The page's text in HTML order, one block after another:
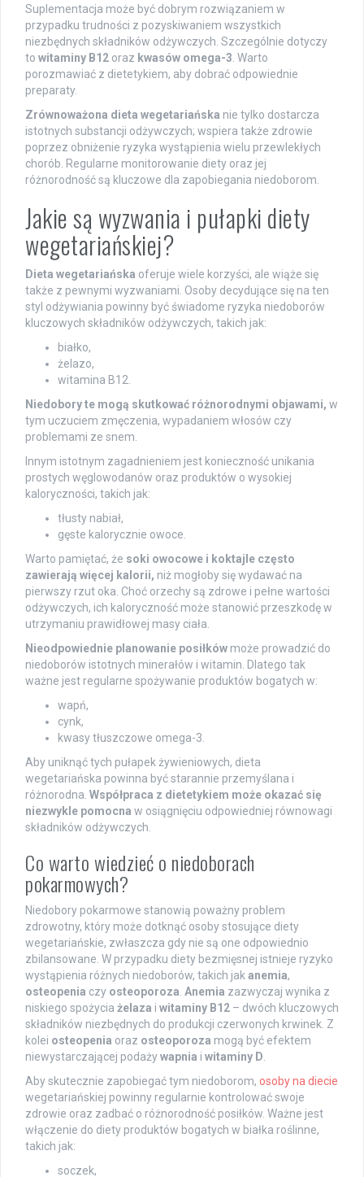
Suplementacja może być dobrym rozwiązaniem w
przypadku trudności z pozyskiwaniem wszystkich
niezbędnych składników odżywczych. Szczególnie dotyczy
to witaminy B12 oraz kwasów omega-3 . Warto
porozmawiać z dietetykiem, aby dobrać odpowiednie
preparaty.
Zrównoważona dieta wegetariańska nie tylko dostarcza
istotnych substancji odżywczych; wspiera także zdrowie
poprzez obniżenie ryzyka wystąpienia wielu przewlekłych
chorób. Regularne monitorowanie diety oraz jej
różnorodność są kluczowe dla zapobiegania niedoborom.
Jakie są wyzwania i pułapki diety
wegetariańskiej?
Dieta wegetariańska oferuje wiele korzyści, ale wiąże się
także z pewnymi wyzwaniami. Osoby decydujące się na ten
styl odżywiania powinny być świadome ryzyka niedoborów
kluczowych składników odżywczych, takich jak:
białko,
żelazo,
witamina B12.
Niedobory te mogą skutkować różnorodnymi objawami, w
tym uczuciem zmęczenia, wypadaniem włosów czy
problemami ze snem.
Innym istotnym zagadnieniem jest konieczność unikania
prostych węglowodanów oraz produktów o wysokiej
kaloryczności, takich jak:
tłusty nabiał,
gęste kalorycznie owoce.
Warto pamiętać, że soki owocowe i koktajle często
zawierają więcej kalorii, niż mogłoby się wydawać na
pierwszy rzut oka. Choć orzechy są zdrowe i pełne wartości
odżywczych, ich kaloryczność może stanowić przeszkodę w
utrzymaniu prawidłowej masy ciała.
Nieodpowiednie planowanie posiłków może prowadzić do
niedoborów istotnych minerałów i witamin. Dlatego tak
ważne jest regularne spożywanie produktów bogatych w:
wapń,
cynk,
kwasy tłuszczowe omega-3.
Aby uniknąć tych pułapek żywieniowych, dieta
wegetariańska powinna być starannie przemyślana i
różnorodna. Współpraca z dietetykiem może okazać się
niezwykle pomocna w osiągnięciu odpowiedniej równowagi
składników odżywczych.
Co warto wiedzieć o niedoborach
pokarmowych?
Niedobory pokarmowe stanowią poważny problem
zdrowotny, który może dotknąć osoby stosujące diety
wegetariańskie, zwłaszcza gdy nie są one odpowiednio
zbilansowane. W przypadku diety bezmięsnej istnieje ryzyko
wystąpienia różnych niedoborów, takich jak anemia,
osteopenia czy osteoporoza Anemia zazwyczaj wynika z
niskiego spożycia żelaza i witaminy B12 – dwóch kluczowych
składników niezbędnych do produkcji czerwonych krwinek. Z
kolei osteopenia oraz osteoporoza mogą być efektem
niewystarczającej podażywapnia i witaminy D
Aby skutecznie zapobiegać tym niedoborom, osoby na diecie
wegetariańskiej powinny regularnie kontrolować swoje
zdrowie oraz zadbać o różnorodność posiłków. Ważne jest
włączenie do diety produktów bogatych w białka roślinne,
takich jak:
soczek,